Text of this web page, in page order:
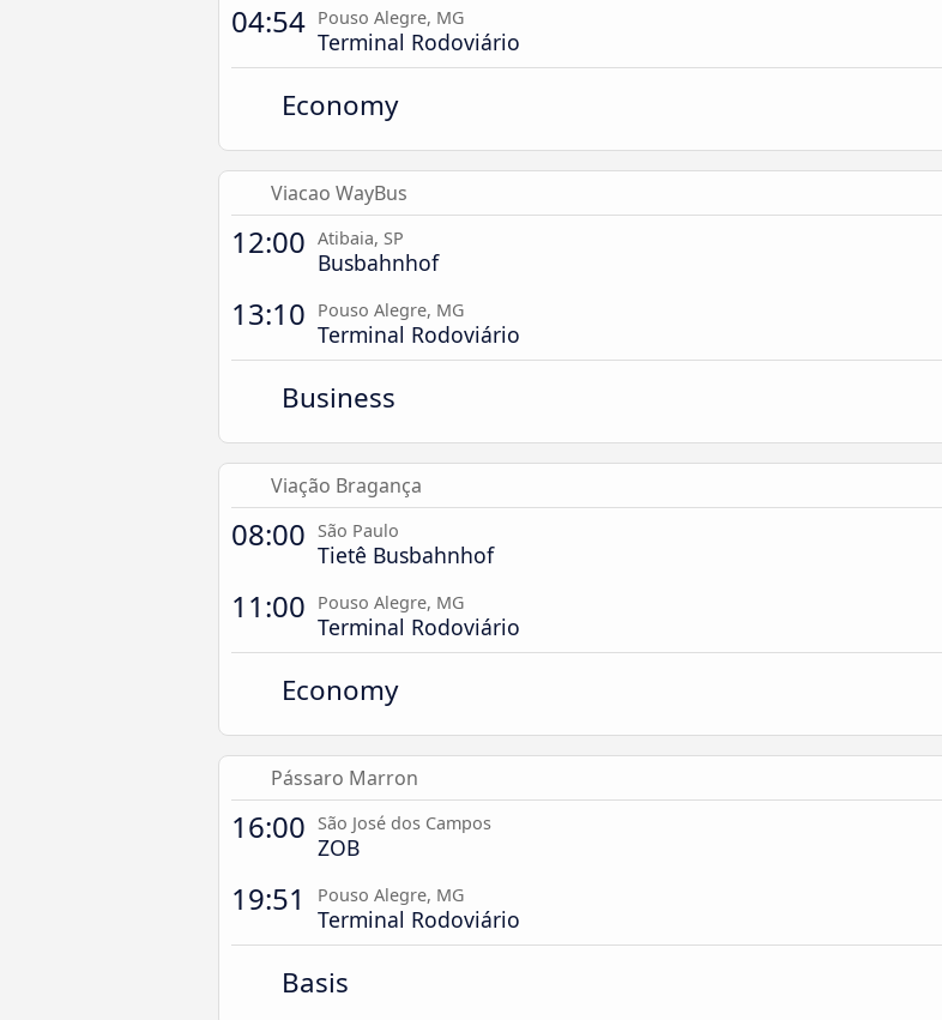
04:54 Pouso Alegre, MG
Terminal Rodoviário
Economy
Viacao WayBus
12:00 Atibaia, SP
Busbahnhof
13:10 Pouso Alegre, MG
Terminal Rodoviário
Business
Viação Bragança
08:00 São Paulo
Tietê Busbahnhof
11:00 Pouso Alegre, MG
Terminal Rodoviário
Economy
Pássaro Marron
16:00 São José dos Campos
ZOB
19:51 Pouso Alegre, MG
Terminal Rodoviário
Basis